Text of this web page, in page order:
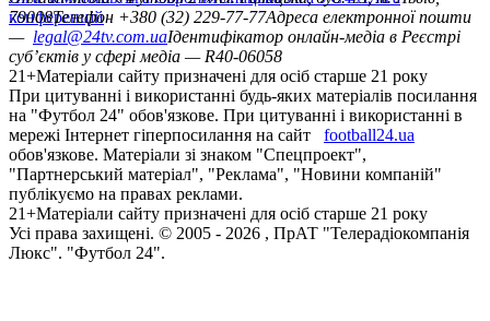
конференцій
79008Телефон +380 (32) 229-77-77Адреса електронної пошти
— legal@24tv.com.uaІдентифікатор онлайн-медіа в Реєстрі
суб’єктів у сфері медіа — R40-06058
21+Матеріали сайту призначені для осіб старше 21 року
При цитуванні і використанні будь-яких матеріалів посилання
на "Футбол 24" обов'язкове. При цитуванні і використанні в
мережі Інтернет гіперпосилання на сайт
football24.ua
обов'язкове. Матеріали зі знаком "Спецпроект",
"Партнерський матеріал", "Реклама", "Новини компаній"
публікуємо на правах реклами.
21+Матеріали сайту призначені для осіб старше 21 року
Усi права захищенi. © 2005 - 2026 , ПрАТ "Телерадіокомпанія
Люкс". "Футбол 24".